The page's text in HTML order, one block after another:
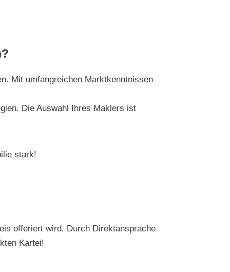
Mit umfangreichen Marktkenntnissen
Die Auswahl Ihres Maklers ist
stark!
offeriert wird. Durch Direktansprache
Kartei!